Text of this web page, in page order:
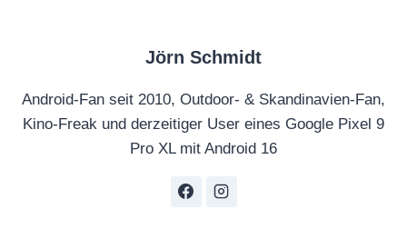
Jörn Schmidt
Android-Fan seit 2010, Outdoor- & Skandinavien-Fan,
Kino-Freak und derzeitiger User eines Google Pixel 9
Pro XL mit Android 16